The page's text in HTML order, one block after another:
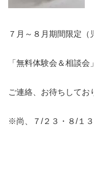
７月～８月期間限定（
「無料体験会＆相談
ご連絡、お待ちしてお
※尚、７/２３・８/１